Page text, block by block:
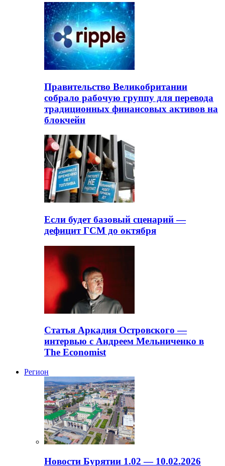
Правительство Великобритании
собрало рабочую группу для перевода
традиционных финансовых активов на
блокчейн
Если будет базовый сценарий —
дефицит ГСМ до октября
Статья Аркадия Островского —
интервью с Андреем Мельниченко в
The Economist
Регион
Новости Бурятии 1.02 — 10.02.2026